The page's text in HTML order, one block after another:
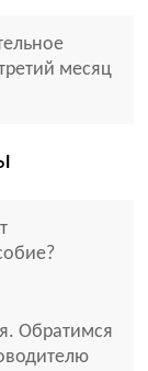
месяц
Обратимся